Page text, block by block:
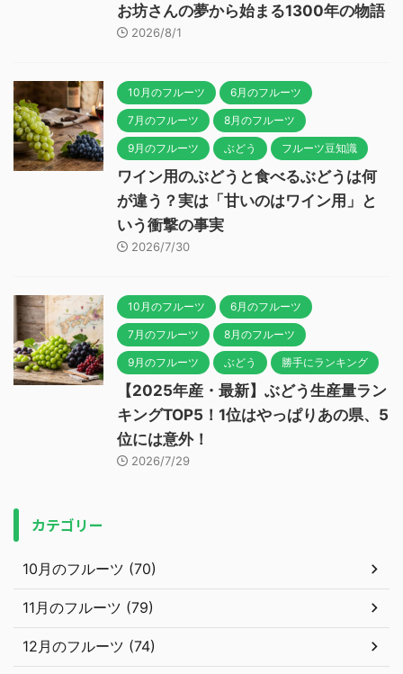
お坊さんの夢から始まる1300年の物語
2026/8/1
10月のフルーツ 6月のフルーツ
7月のフルーツ 8月のフルーツ
9月のフルーツ ぶどう フルーツ豆知識
ワイン用のぶどうと食べるぶどうは何
が違う？実は「甘いのはワイン用」と
いう衝撃の事実
2026/7/30
10月のフルーツ 6月のフルーツ
7月のフルーツ 8月のフルーツ
9月のフルーツ ぶどう 勝手にランキング
【2025年産・最新】ぶどう生産量ラン
キングTOP5！1位はやっぱりあの県、5
位には意外！
2026/7/29
カテゴリー
10月のフルーツ (70)
11月のフルーツ (79)
12月のフルーツ (74)